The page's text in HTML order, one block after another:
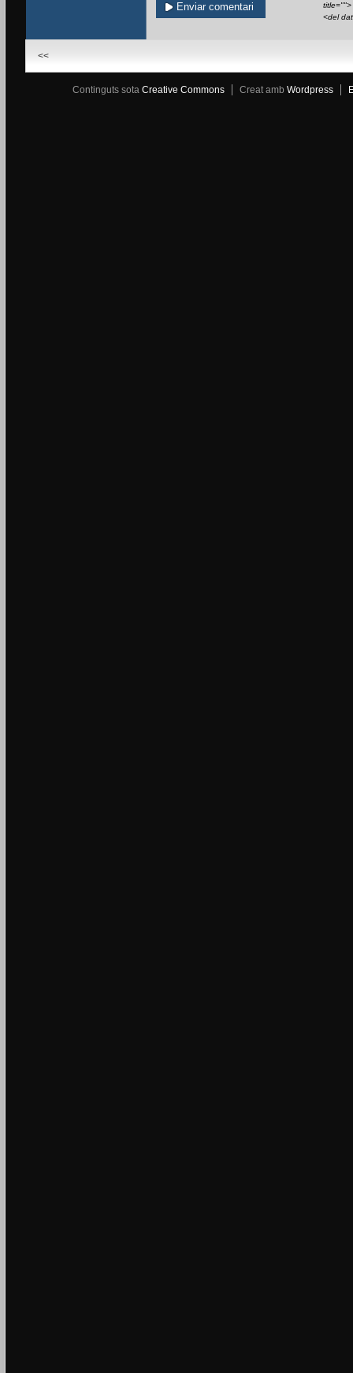
<del
<<
Continguts sota Creative Commons Creat amb Wordpress